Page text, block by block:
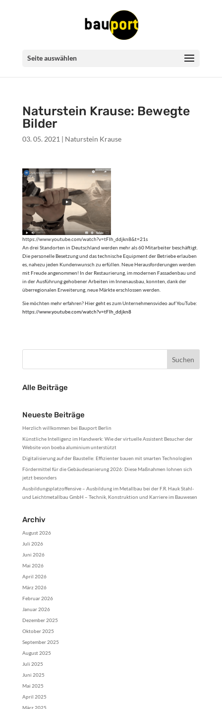
Seite auswählen
Naturstein Krause: Bewegte
Bilder
03. 05. 2021 | Naturstein Krause
https://www.youtube.com/watch?v=tFIh_ddjkn8&t=21s
An drei Standorten in Deutschland werden mehr als 60 Mitarbeiter beschäftigt.
Die personelle Besetzung und das technische Equipment der Betriebe erlauben
es, nahezu jeden Kundenwunsch zu erfüllen. Neue Herausforderungen werden
mit Freude angenommen! In der Restaurierung, im modernen Fassadenbau und
in der Ausführung gehobener Arbeiten im Innenausbau, konnten, dank der
überregionalen Erweiterung, neue Märkte erschlossen werden.
Sie möchten mehr erfahren? Hier geht es zum Unternehmensvideo auf YouTube:
https://www.youtube.com/watch?v=tFIh_ddjkn8
Alle Beiträge
Neueste Beiträge
Herzlich willkommen bei Bauport Berlin
Künstliche Intelligenz im Handwerk: Wie der virtuelle Assistent Besucher der
Website von boeba aluminium unterstützt
Digitalisierung auf der Baustelle: Effizienter bauen mit smarten Technologien
Fördermittel für die Gebäudesanierung 2026: Diese Maßnahmen lohnen sich
jetzt besonders
Ausbildungsplatzoffensive – Ausbildung im Metallbau bei der F.R. Hauk Stahl-
und Leichtmetallbau GmbH – Technik, Konstruktion und Karriere im Bauwesen
Archiv
August 2026
Juli 2026
Juni 2026
Mai 2026
April 2026
März 2026
Februar 2026
Januar 2026
Dezember 2025
Oktober 2025
September 2025
August 2025
Juli 2025
Juni 2025
Mai 2025
April 2025
März 2025